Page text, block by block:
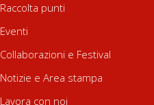
Raccolta punti
Eventi
Collaborazioni e Festival
Notizie e Area stampa
Lavora con noi